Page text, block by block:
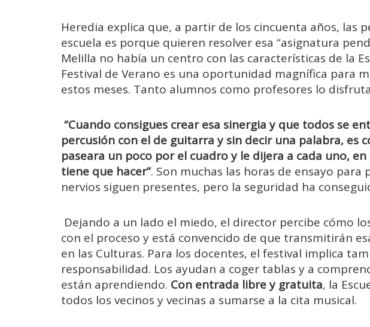
Heredia explica que, a partir de los cincuenta años, las
escuela es porque quieren resolver esa “asignatura
Melilla no había un centro con las características de la
Festival de Verano es una oportunidad magnífica para
estos meses. Tanto alumnos como profesores lo
“Cuando consigues crear esa sinergia y que todos se
percusión con el de guitarra y sin decir una palabra, es
paseara un poco por el cuadro y le dijera a cada uno,
tiene que hacer”. Son muchas las horas de ensayo para
nervios siguen presentes, pero la seguridad ha
Dejando a un lado el miedo, el director percibe cómo
con el proceso y está convencido de que transmitirán
en las Culturas. Para los docentes, el festival implica
responsabilidad. Los ayudan a coger tablas y a
están aprendiendo. Con entrada libre y gratuita, la
todos los vecinos y vecinas a sumarse a la cita musical.